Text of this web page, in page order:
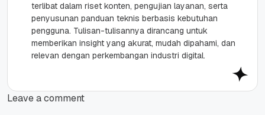
terlibat dalam riset konten, pengujian layanan, serta
penyusunan panduan teknis berbasis kebutuhan
pengguna. Tulisan-tulisannya dirancang untuk
memberikan insight yang akurat, mudah dipahami, dan
relevan dengan perkembangan industri digital.
Leave a comment